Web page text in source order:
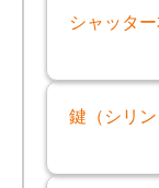
シャッタ
鍵（シリ